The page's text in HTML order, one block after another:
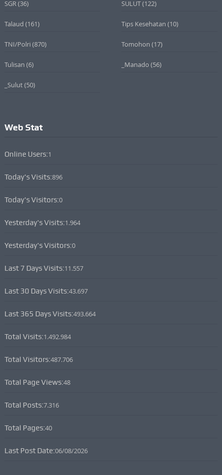
SGR(36) SULUT(122)
Talaud (161) Tips Kesehatan (10)
TNI/Polri (870) Tomohon (17)
Tulisan (6) _Manado (56)
_Sulut(50)
Web Stat
Online Users:1
Today's Visits:896
Today's Visitors:0
Yesterday's Visits:1.964
Yesterday's Visitors:0
Last 7 Days Visits:11.557
Last 30 Days Visits:43.697
Last 365 Days Visits:493.664
Total Visits:1.492.984
Total Visitors:487.706
Total Page Views:48
Total Posts:7.316
Total Pages:40
Last Post Date:06/08/2026